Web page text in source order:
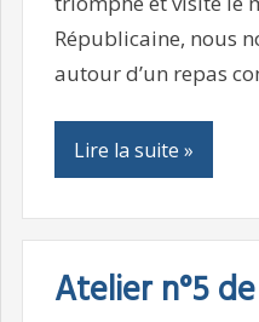
Républicaine, nous
autour d’un repas
Lire la suite »
Atelier n°5